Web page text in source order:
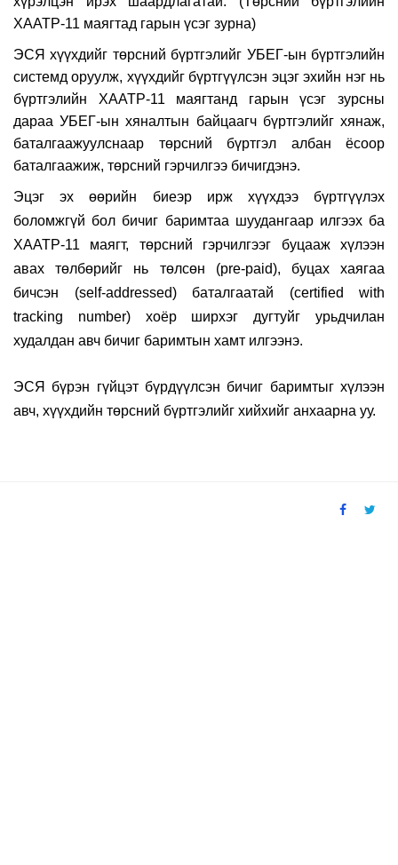
ХААТР-11 маягтад гарын үсэг зурна)
ЭСЯ хүүхдийг төрсний бүртгэлийг УБЕГ-ын бүртгэлийн
системд оруулж, хүүхдийг бүртгүүлсэн эцэг эхийн нэг нь
бүртгэлийн ХААТР-11 маягтанд гарын үсэг зурсны
дараа УБЕГ-ын хяналтын байцаагч бүртгэлийг хянаж,
баталгаажуулснаар төрсний бүртгэл албан ёсоор
баталгаажиж, төрсний гэрчилгээ бичигдэнэ.
Эцэг эх өөрийн биеэр ирж хүүхдээ бүртгүүлэх
боломжгүй бол бичиг баримтаа шуудангаар илгээх ба
ХААТР-11 маягт, төрсний гэрчилгээг буцааж хүлээн
авахтөлбөрийг нь төлсөн (pre-paid), буцах хаягаа
бичсэн (self-addressed) баталгаатай (certified with
tracking number) хоёр ширхэг дугтуйг урьдчилан
худалдан авч бичиг баримтын хамт илгээнэ.
ЭСЯ бүрэн гүйцэт бүрдүүлсэн бичиг баримтыг хүлээн
авч, хүүхдийн төрсний бүртгэлийг хийхийг анхаарна уу.